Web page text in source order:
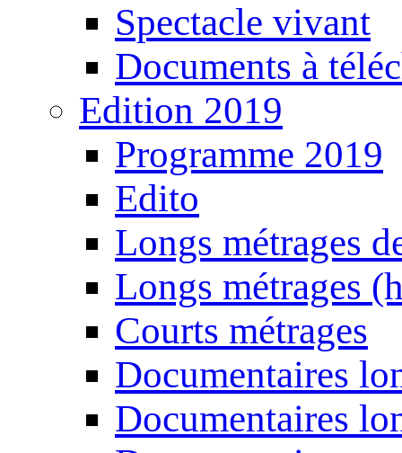
Spectacle vivant
Documents à
Edition 2019
Programme 2019
Edito
Longs métrages
Longs métrages
Courts métrages
Documentaires
Documentaires